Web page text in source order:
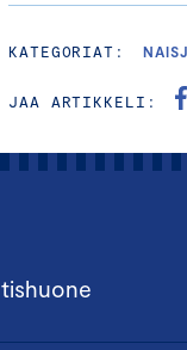
KATEGORIAT:
JAA ARTIKKELI: